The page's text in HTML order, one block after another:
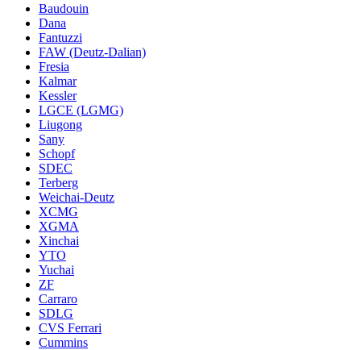
Baudouin
Dana
Fantuzzi
FAW (Deutz-Dalian)
Fresia
Kalmar
Kessler
LGCE (LGMG)
Liugong
Sany
Schopf
SDEC
Terberg
Weichai-Deutz
XCMG
XGMA
Xinchai
YTO
Yuchai
ZF
Carraro
SDLG
CVS Ferrari
Cummins